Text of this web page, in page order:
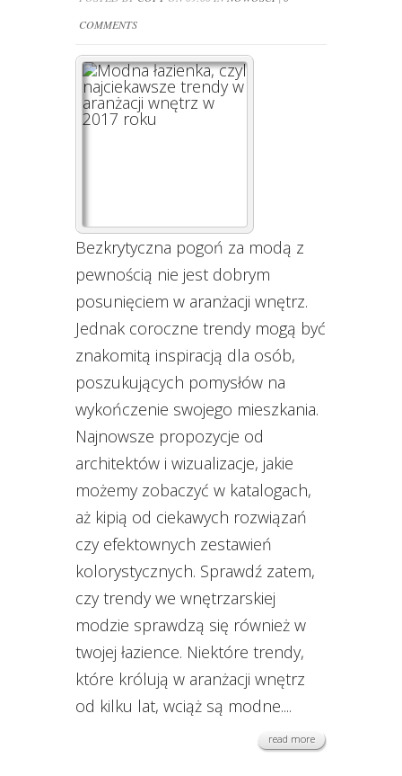
COMMENTS
Bezkrytyczna pogoń za modą z
pewnością nie jest dobrym
posunięciem w aranżacji wnętrz.
Jednak coroczne trendy mogą być
znakomitą inspiracją dla osób,
poszukujących pomysłów na
wykończenie swojego mieszkania.
Najnowsze propozycje od
architektów i wizualizacje, jakie
możemy zobaczyć w katalogach,
aż kipią od ciekawych rozwiązań
czy efektownych zestawień
kolorystycznych. Sprawdź zatem,
czy trendy we wnętrzarskiej
modzie sprawdzą się również w
twojej łazience. Niektóre trendy,
które królują w aranżacji wnętrz
od kilku lat, wciąż są modne....
read more